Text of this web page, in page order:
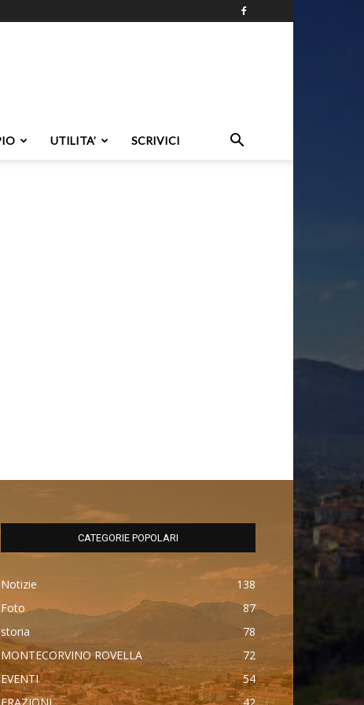
UTILITA’ SCRIVICI
CATEGORIE POPOLARI
Notizie
138
Foto
87
storia
78
MONTECORVINO ROVELLA
72
EVENTI
54